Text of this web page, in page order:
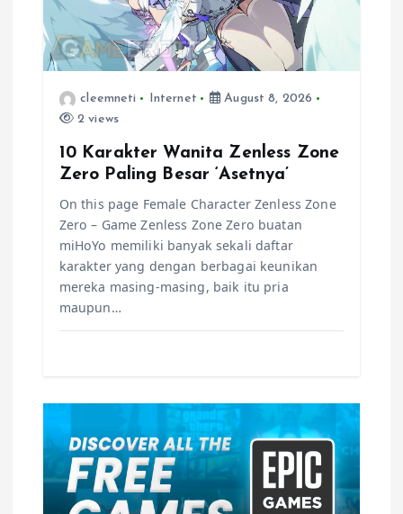
a
t
cleemneti Internet
August 8, 2026
2 views
10 Karakter Wanita Zenless Zone
Zero Paling Besar ‘Asetnya’
On this page Female Character Zenless Zone
Zero – Game Zenless Zone Zero buatan
miHoYo memiliki banyak sekali daftar
karakter yang dengan berbagai keunikan
mereka masing-masing, baik itu pria
maupun…